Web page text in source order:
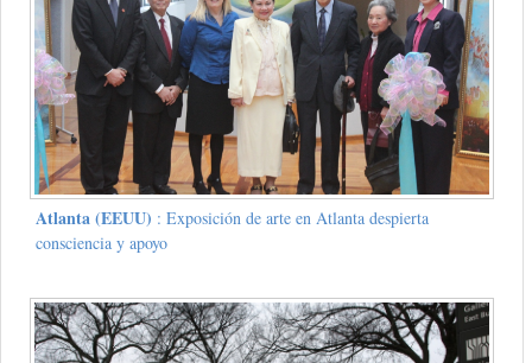
Atlanta (EEUU) : Exposición de arte en Atlanta despierta
consciencia y apoyo